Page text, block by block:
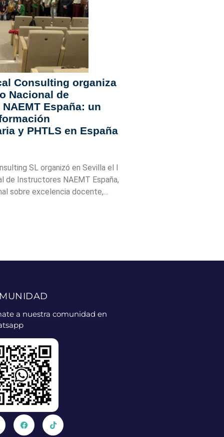
Consulting organiza
Nacional de
España: un
y PHTLS en España
SL organizó en Sevilla el I
de Instructores NAEMT España,
sobre excelencia docente,…
a nuestra comunidad en